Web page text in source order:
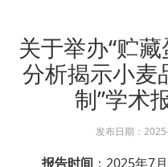
关于举办“贮
分析揭示小麦
制”学术
发布日期：
报告时间 ：2025年7